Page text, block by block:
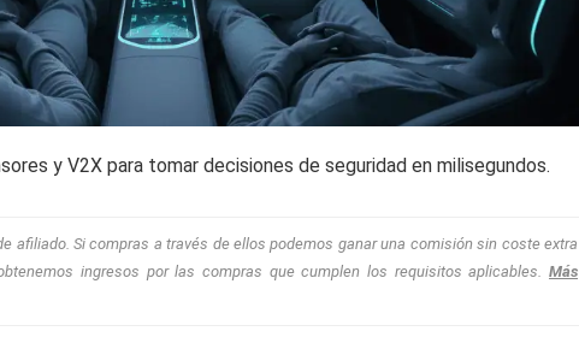
y V2X para tomar decisiones de seguridad en milisegundos.
afiliado. Si compras a través de ellos podemos ganar una comisión sin coste extra
ingresos por las compras que cumplen los requisitos aplicables. Más